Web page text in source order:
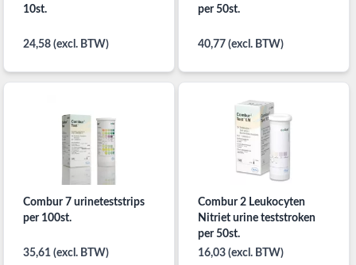
10st.
24,58 (excl. BTW)
per 50st.
40,77 (excl. BTW)
Combur 7 urineteststrips
per 100st.
35,61 (excl. BTW)
Combur 2 Leukocyten
Nitriet urine teststroken
per 50st.
16,03 (excl. BTW)